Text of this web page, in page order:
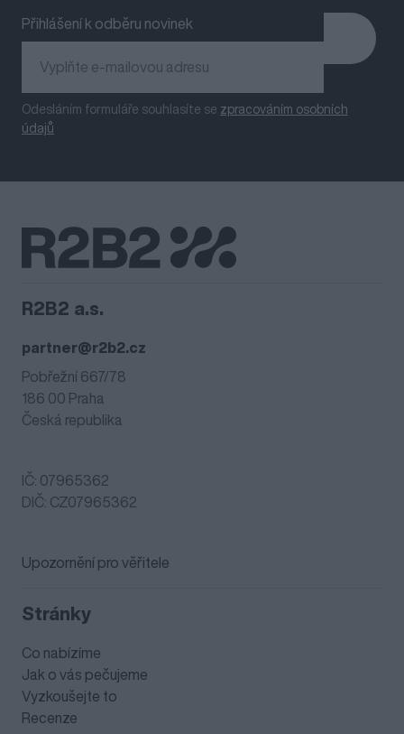
Přihlášení k odběru novinek
Odesláním formuláře souhlasíte se zpracováním osobních
údajů
R2B2 a.s.
partner@r2b2.cz
Pobřežní 667/78
186 00 Praha
Česká republika
IČ: 07965362
DIČ: CZ07965362
Upozornění pro věřitele
Stránky
Co nabízíme
Jak o vás pečujeme
Vyzkoušejte to
Recenze